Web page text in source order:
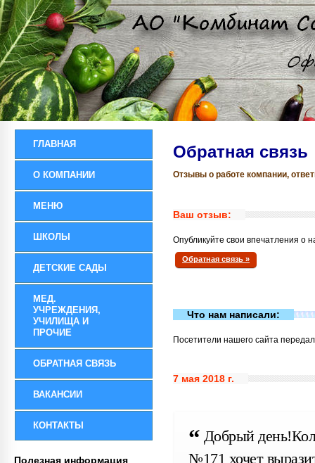
ГЛАВНАЯ
О КОМПАНИИ
МЕНЮ
ШКОЛЫ
ДЕТСКИЕ САДЫ
МЕД.
УЧРЕЖДЕНИЯ,
УЧИЛИЩА И
ПРОЧИЕ
ОБРАТНАЯ СВЯЗЬ
ВАКАНСИИ
КОНТАКТЫ
Полезная информация
Обратная связь
Отзывы о работе компании,
Ваш отзыв:
Опубликуйте свои впечатления о
Обратная связь »
Что нам написали:
Посетители нашего сайта
7 мая 2018 г.
Добрый
№171 хочет